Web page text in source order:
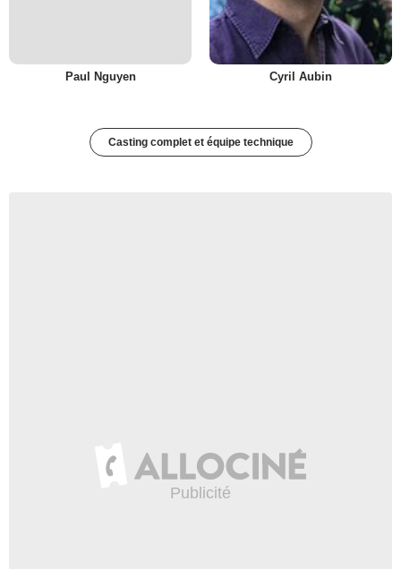
Paul Nguyen Cyril Aubin
Casting complet et équipe technique